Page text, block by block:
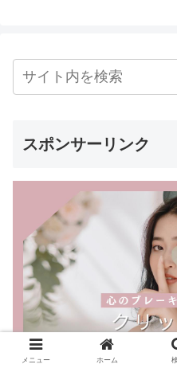
スポンサーリンク
メニュー ホーム